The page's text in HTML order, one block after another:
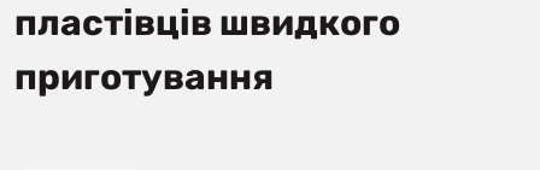
пластівців швидкого
приготування